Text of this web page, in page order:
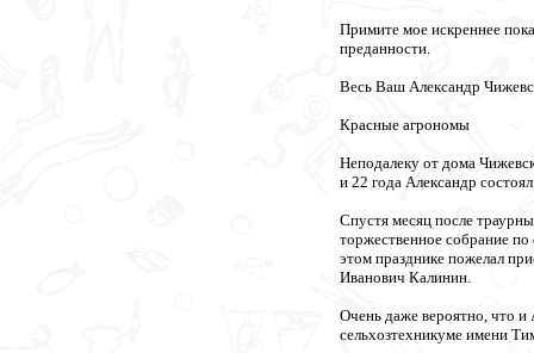
Примите мое искреннее
преданности.
Весь Ваш Александр
Красные агрономы
Неподалеку от дома
и 22 года Александр
Спустя месяц после
торжественное собрание
этом празднике пожелал
Иванович Калинин.
Очень даже вероятно, что
сельхозтехникуме имени